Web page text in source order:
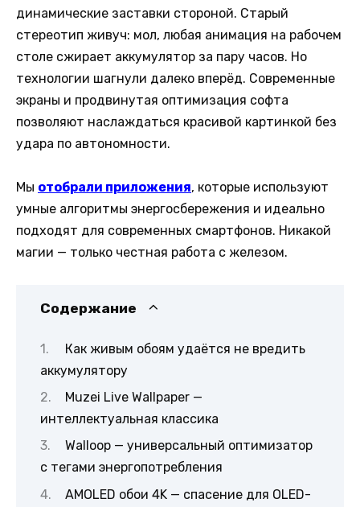
динамические заставки стороной. Старый
стереотип живуч: мол, любая анимация на рабочем
столе сжирает аккумулятор за пару часов. Но
технологии шагнули далеко вперёд. Современные
экраны и продвинутая оптимизация софта
позволяют наслаждаться красивой картинкой без
удара по автономности.
Мы отобрали приложения, которые используют
умные алгоритмы энергосбережения и идеально
подходят для современных смартфонов. Никакой
магии — только честная работа с железом.
Содержание
Как живым обоям удаётся не вредить
аккумулятору
Muzei Live Wallpaper —
интеллектуальная классика
Walloop — универсальный оптимизатор
с тегами энергопотребления
AMOLED обои 4K — спасение для OLED-